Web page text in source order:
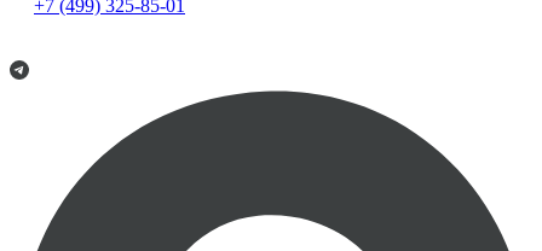
+7 (499) 325-85-01